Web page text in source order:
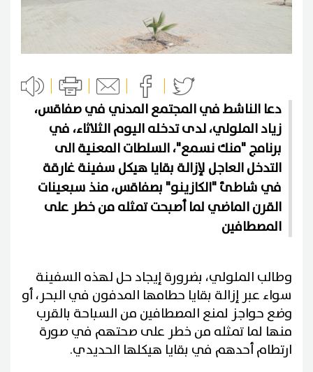
دعا الناشط في المجتمع المدني في صفاقس،
زياد الملولي، لدى تدخله اليوم الثلاثاء، في
برنامج "منك نسمع"، السلطات المعنية الى
التدخل العاجل لإزالة بقايا هيكل سفينة غارقة
في شاطئ "الكازينو" بصفاقس، منذ سبعينات
القرن الماضي لما أصبحت تمثله من خطر على
المصطافين
وطالب الملولي، بضرورة إيجاد حل لهذه السفينة
سواء عبر إزالة بقايا حطامها المدفون في البحر، أو
وضع حواجز لمنع المصطافين من السباحة بالقرب
منها لما تمثله من خطر على صحتهم في صورة
ارتطام أحدهم في بقايا هيكلها الحديدي.